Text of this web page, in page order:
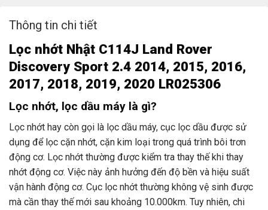
Thông tin chi tiết
Lọc nhớt Nhật C114J Land Rover
Discovery Sport 2.4 2014, 2015, 2016,
2017, 2018, 2019, 2020 LR025306
Lọc nhớt, lọc dầu máy là gì?
Lọc nhớt hay còn gọi là lọc dầu máy, cục lọc dầu được sử
dụng để lọc cặn nhớt, cặn kim loại trong quá trình bôi trơn
động cơ. Lọc nhớt thường được kiểm tra thay thế khi thay
nhớt động cơ. Việc này ảnh hưởng đến độ bền và hiệu suất
vận hành động cơ. Cục lọc nhớt thường không vệ sinh được
mà cần thay thế mới sau khoảng 10.000km. Tuy nhiên, chi